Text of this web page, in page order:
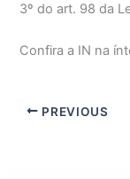
3º do art. 98 da
Confira a IN na
PREVIOUS